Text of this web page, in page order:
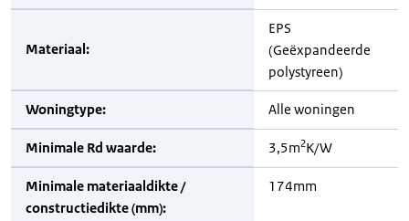
Materiaal:
EPS
(Geëxpandeerde
polystyreen)
Woningtype: Alle woningen
Minimale Rd waarde: 3,5m2K/W
Minimale materiaaldikte /
constructiedikte (mm):
174mm